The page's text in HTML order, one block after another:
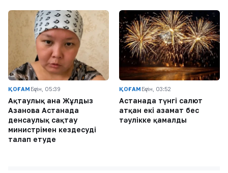
ҚОҒАМ Бүгін, 05:39
Ақтаулық ана Жұлдыз
Азанова Астанада
денсаулық сақтау
министрімен кездесуді
талап етуде
ҚОҒАМ Бүгін, 03:52
Астанада түнгі салют
атқан екі азамат бес
тәулікке қамалды